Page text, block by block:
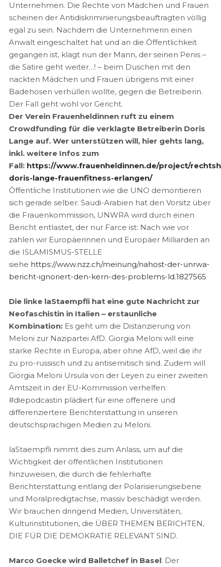
Unternehmen. Die Rechte von Mädchen und Frauen
scheinen der Antidiskriminierungsbeauftragten völlig
egal zu sein. Nachdem die Unternehmerin einen
Anwalt eingeschaltet hat und an die Öffentlichkeit
gegangen ist, klagt nun der Mann, der seinen Penis –
die Satire geht weiter…! – beim Duschen mit den
nackten Mädchen und Frauen übrigens mit einer
Badehosen verhüllen wollte, gegen die Betreiberin.
Der Fall geht wohl vor Gericht.
Der Verein Frauenheldinnen ruft zu einem
Crowdfunding für die verklagte Betreiberin Doris
Lange auf. Wer unterstützen will, hier gehts lang,
inkl. weitere Infos zum
Fall: https://www.frauenheldinnen.de/project/
doris-lange-frauenfitness-erlangen/
Öffentliche Institutionen wie die UNO demontieren
sich gerade selber. Saudi-Arabien hat den Vorsitz über
die Frauenkommission, UNWRA wird durch einen
Bericht entlastet, der nur Farce ist: Nach wie vor
zahlen wir Europäerinnen und Europäer Milliarden an
die ISLAMISMUS-STELLE
siehe https://www.nzz.ch/meinung/nahost-der-unrwa-
bericht-ignoriert-den-kern-des-problems-ld.1827565
Die linke laStaempfli hat eine gute Nachricht zur
Neofaschistin in Italien – erstaunliche
Kombination:Es geht um die Distanzierung von
Meloni zur Nazipartei AfD. Giorgia Meloni will eine
starke Rechte in Europa, aber ohne AfD, weil die ihr
zu pro-russisch und zu antisemitisch sind. Zudem will
Giorgia Meloni Ursula von der Leyen zu einer zweiten
Amtszeit in der EU-Kommission verhelfen:
#diepodcastin plädiert für eine offenere und
differenziertere Berichterstattung in unseren
deutschsprachigen Medien zu Meloni.
laStaempfli nimmt dies zum Anlass, um auf die
Wichtigkeit der öffentlichen Institutionen
hinzuweisen, die durch die fehlerhafte
Berichterstattung entlang der Polarisierungsebene
und Moralpredigtachse, massiv beschädigt werden.
Wir brauchen dringend Medien, Universitäten,
Kulturinstitutionen, die ÜBER THEMEN BERICHTEN,
DIE FÜR DIE DEMOKRATIE RELEVANT SIND.
Marco Goecke wird Balletchef in Basel: Der